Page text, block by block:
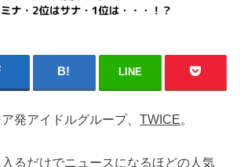
LINE
発アイドルグループ、TWICE。
るだけでニュースになるほどの人気